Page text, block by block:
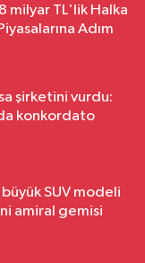
milyar TL'lik Halka
Adım
şirketini vurdu:
konkordato
SUV modeli
amiral gemisi